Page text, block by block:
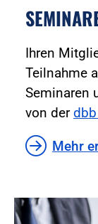
Ihren
Teilnahme
Seminaren
von der
Mehr